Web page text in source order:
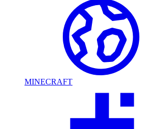
MINECRAFT